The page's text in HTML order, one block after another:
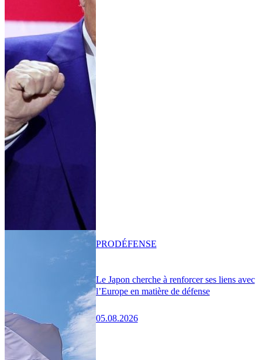
Le Japon cherche à renforcer ses liens avec
l’Europe en matière de défense
05.08.2026
PRODÉFENSE